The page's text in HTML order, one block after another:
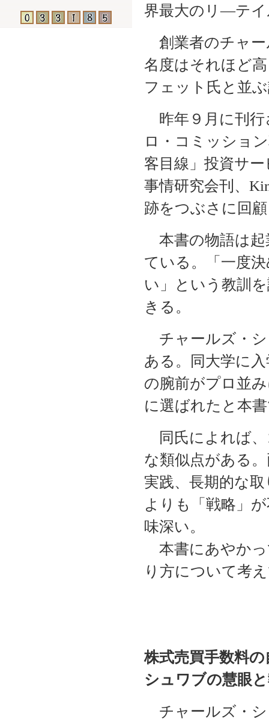
界最大のリ―テイ
創業者のチャー
名度はそれほど
フェット氏と並
昨年９月に刊行
ロ・コミッショ
客目線」投資サ
事情研究会刊、
跡をつぶさに回
本書の物語は起
ている。「一度
い」という教訓
きる。
チャールズ・シ
ある。同大学に
の腕前がプロ並
に選ばれたと本
同氏によれば、
な類似点がある
実践、長期的な
よりも「戦略」
味深い。
本書にあやかっ
り方について考
株式売買手数料
シュワブの慧眼
チャールズ・シ